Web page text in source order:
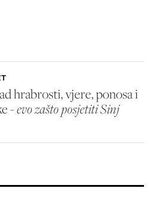
hrabrosti, vjere, ponosa i
-evo zašto posjetiti Sinj